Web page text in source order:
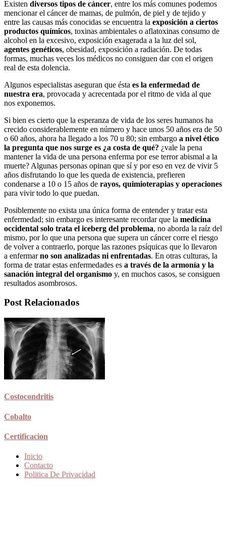
Existen diversos tipos de cáncer, entre los más comunes podemos
mencionar el cáncer de mamas, de pulmón, de piel y de tejido y
entre las causas más conocidas se encuentra la exposición a ciertos
productos químicos, toxinas ambientales o aflatoxinas consumo de
alcohol en la excesivo, exposición exagerada a la luz del sol,
agentes genéticos, obesidad, exposición a radiación. De todas
formas, muchas veces los médicos no consiguen dar con el origen
real de esta dolencia.
Algunos especialistas aseguran que ésta es la enfermedad de
nuestra era, provocada y acrecentada por el ritmo de vida al que
nos exponemos.
Si bien es cierto que la esperanza de vida de los seres humanos ha
crecido considerablemente en número y hace unos 50 años era de 50
o 60 años, ahora ha llegado a los 70 u 80; sin embargo a nivel ético
la pregunta que nos surge es ¿a costa de qué? ¿vale la pena
mantener la vida de una persona enferma por ese terror abismal a la
muerte? Algunas personas opinan que sí y por eso en vez de vivir 5
años disfrutando lo que les queda de existencia, prefieren
condenarse a 10 o 15 años de rayos, quimioterapias y operaciones
para vivir todo lo que puedan.
Posiblemente no exista una única forma de entender y tratar esta
enfermedad; sin embargo es interesante recordar que la medicina
occidental solo trata el iceberg del problema, no aborda la raíz del
mismo, por lo que una persona que supera un cáncer corre el riesgo
de volver a contraerlo, porque las razones psíquicas que lo llevaron
a enfermarno son analizadas ni enfrentadas. En otras culturas, la
forma de tratar estas enfermedades es a través de la armonía y la
sanación integral del organismo y, en muchos casos, se consiguen
resultados asombrosos.
Post Relacionados
Costocondritis
Cobalto
Certificacion
Inicio
Contacto
Politica De Privacidad